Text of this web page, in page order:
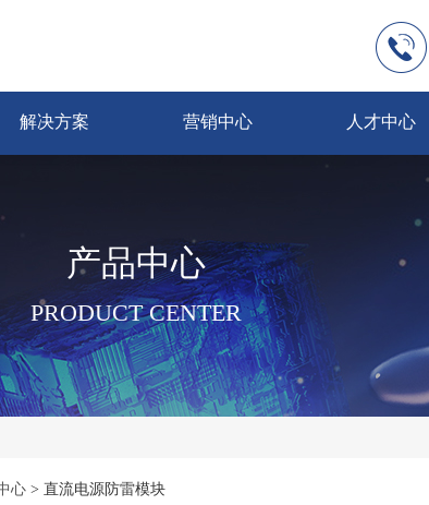
解决方案 营销中心 人才中心
产品中心
PRODUCT CENTER
心 > 直流电源防雷模块